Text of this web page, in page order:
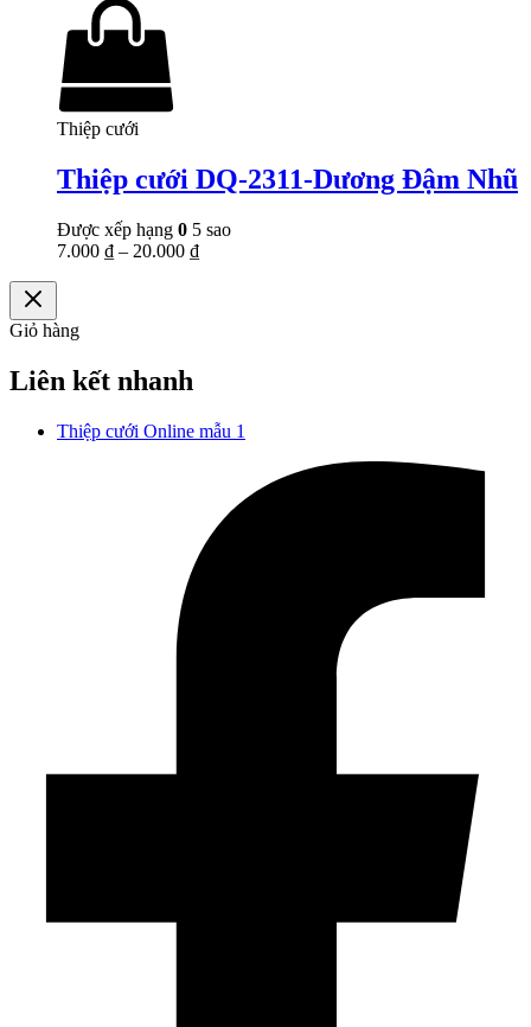
Thiệp cưới
Thiệp cưới DQ-2311-Dương Đậm Nhũ
Được xếp hạng 0 5 sao
7.000 ₫ – 20.000 ₫
Giỏ hàng
Liên kết nhanh
Thiệp cưới Online mẫu 1